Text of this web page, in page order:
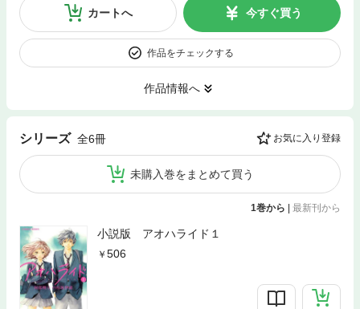
カートへ 今すぐ買う
作品をチェックする
作品情報へ
シリーズ 全6冊 お気に入り登録
未購入巻をまとめて買う
1巻から | 最新刊から
小説版 アオハライド１
506